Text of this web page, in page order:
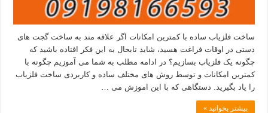
ساخت فلزیاب ساده با کمترین امکانات اگر علاقه مند به ساخت گجت های
دستی در اوقات فراغت هسید، شاید تابحال به این فکر افتاده باشید که
چگونه یک فلزیاب بسازیم؟ در ادامه مطلب به شما می آموزیم چگونه با
کمترین امکانات و توسط روش های مختلف ساده و کاربردی ساخت فلزیاب
را یاد بگیرید. دستگاهی که با این اموزش می …
بیشتر بخوانید »